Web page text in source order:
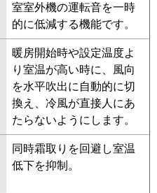
室室外機の運転音を一時
的に低減する機能です。
暖房開始時や設定温度よ
り室温が高い時に、風向
を水平吹出に自動的に切
換え、冷風が直接人にあ
たらないようにします。
同時霜取りを回避し室温
低下を抑制。